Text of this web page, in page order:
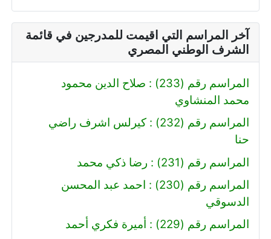
آخر المراسم التي اقيمت للمدرجين في قائمة
الشرف الوطني المصري
المراسم رقم (233) : صلاح الدين محمود
محمد المنشاوي
المراسم رقم (232) : كيرلس اشرف راضي
حنا
المراسم رقم (231) : رضا ذكي محمد
المراسم رقم (230) : احمد عبد المحسن
الدسوقي
المراسم رقم (229) : أميرة فكري أحمد